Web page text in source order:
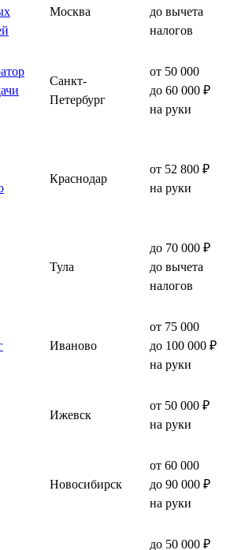
Москва
до вычета
налогов
Санкт-
Петербург
от 50 000
до 60 000 ₽
на руки
Краснодар
от 52 800 ₽
на руки
Тула
до 70 000 ₽
до вычета
налогов
Иваново
от 75 000
до 100 000 ₽
на руки
Ижевск
от 50 000 ₽
на руки
Новосибирск
от 60 000
до 90 000 ₽
на руки
до 50 000 ₽